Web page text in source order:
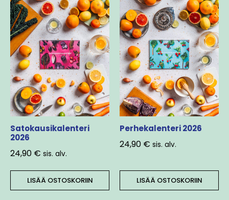
Satokausikalenteri
2026
24,90 € sis. alv.
LISÄÄ OSTOSKORIIN
Perhekalenteri 2026
24,90 € sis. alv.
LISÄÄ OSTOSKORIIN